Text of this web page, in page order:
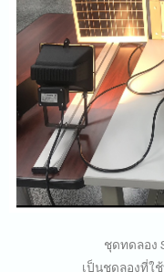
ชุดทดลอง
เป็นชุดลองที่ใ